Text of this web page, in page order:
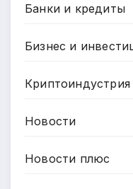
Банки и кредиты
Бизнес и
Криптоиндустрия
Новости
Новости плюс